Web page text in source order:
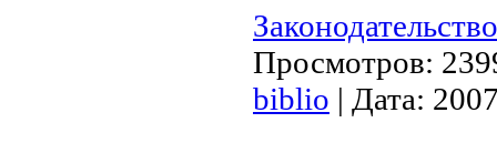
Просмотров:
biblio | Дата: